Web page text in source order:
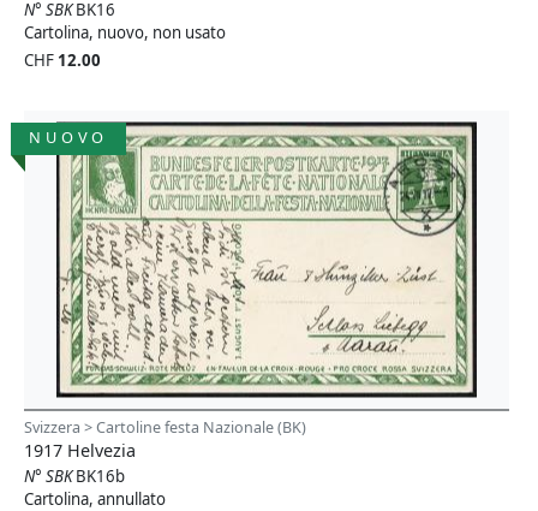
N° SBKBK16
Cartolina, nuovo, non usato
CHF 12.00
NUOVO
Svizzera > Cartoline festa Nazionale (BK)
1917 Helvezia
N° SBKBK16b
Cartolina, annullato